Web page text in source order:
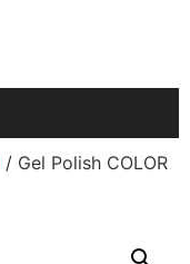
/ Gel Polish COLOR